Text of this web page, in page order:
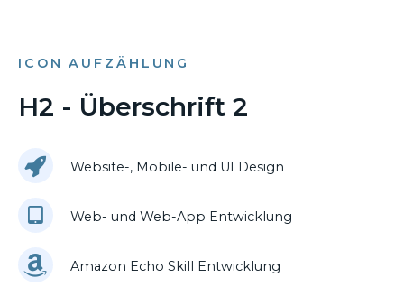
ICON AUFZÄHLUNG
H2 - Überschrift 2
Website-, Mobile- und UI Design
Web- und Web-App Entwicklung
Amazon Echo Skill Entwicklung